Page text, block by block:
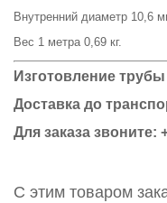
Внутренний диаметр 10,6
Вес 1 метра 0,69 кг.
Изготовление
Доставка до
Для заказа звоните:
С этим товаром